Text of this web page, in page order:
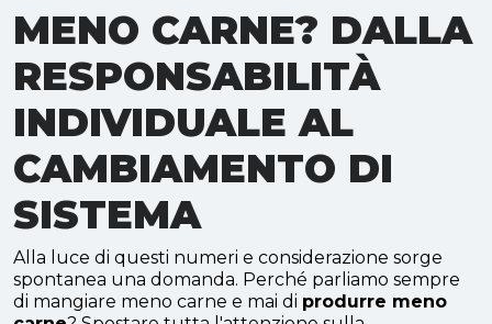
MENO CARNE? DALLA
RESPONSABILITÀ
INDIVIDUALE AL
CAMBIAMENTO DI
SISTEMA
Alla luce di questi numeri e considerazione sorge
spontanea una domanda. Perché parliamo sempre
di mangiare meno carne e mai di produrre meno